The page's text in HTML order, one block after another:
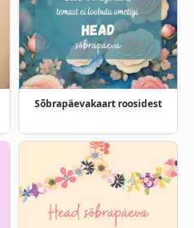
Sõbrapäevakaart roosidest